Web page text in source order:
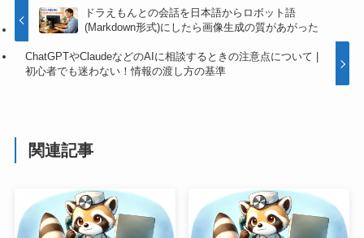
ドラえもんとの会話を日本語からロボット語
(Markdown形式)にしたら画像生成の質があがった
ChatGPTやClaudeなどのAIに相談するときの注意点について |
初心者でも迷わない！情報の渡し方の基準
関連記事